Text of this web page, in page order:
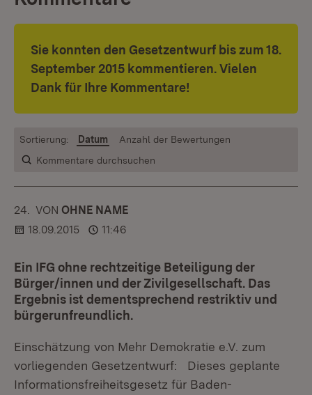
Sie konnten den Gesetzentwurf bis zum 18.
September 2015 kommentieren. Vielen
Dank für Ihre Kommentare!
Kommentare durchsuchen
Sortierung: Datum Anzahl der Bewertungen
24. KOMMENTAR
VON :OHNE NAME
18.09.2015
11:46
Ein IFG ohne rechtzeitige Beteiligung der
Bürger/innen und der Zivilgesellschaft. Das
Ergebnis ist dementsprechend restriktiv und
bürgerunfreundlich.
Einschätzung von Mehr Demokratie e.V. zum
vorliegenden Gesetzentwurf: Dieses geplante
Informationsfreiheitsgesetz für Baden-